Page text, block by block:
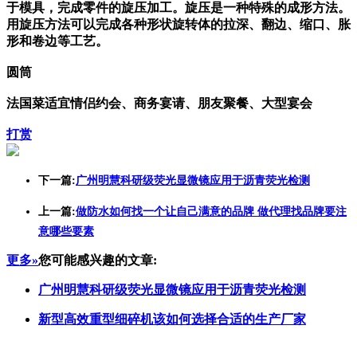
于模具，完成零件的旋压加工。旋压是一种特殊的成形方法。
用旋压方法可以完成各种形状旋转体的拉深、翻边、缩口、胀
形和卷边等工艺。
圆筒
法国菜适宜情侣约会、商务宴请、朋友聚餐、大型宴会
打赏
下一篇:广州明慧科研级荧光显微镜应用于沥青荧光检测
上一篇:做防水如何找一个让自己满意的品牌 做代理找品牌要注
意哪些要素
更多»您可能感兴趣的文章:
广州明慧科研级荧光显微镜应用于沥青荧光检测
新型高效重型细碎机该如何选择合适的生产厂家